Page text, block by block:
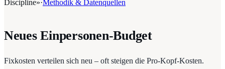
Discipline»·Methodik & Datenquellen
Neues Einpersonen-Budget
Fixkosten verteilen sich neu – oft steigen die Pro-Kopf-Kosten.